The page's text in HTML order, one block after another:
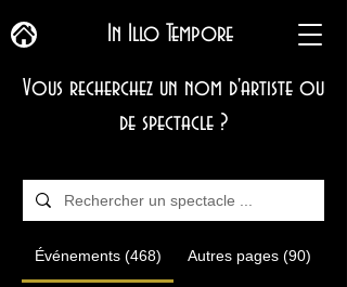
In Illo Tempore
Vous recherchez un nom d'artiste ou
de spectacle ?
Événements (468) Autres pages (90)